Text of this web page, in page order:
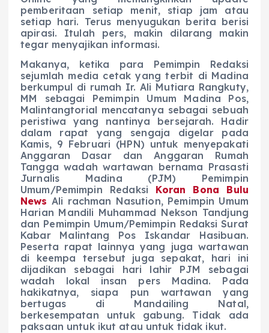
pemberitaan setiap menit, stiap jam atau
setiap hari. Terus menyugukan berita berisi
apirasi. Itulah pers, makin dilarang makin
tegar menyajikan informasi.
Makanya, ketika para Pemimpin Redaksi
sejumlah media cetak yang terbit di Madina
berkumpul di rumah Ir. Ali Mutiara Rangkuty,
MM sebagai Pemimpin Umum Madina Pos,
Malintangtorial mencatanya sebagai sebuah
peristiwa yang nantinya bersejarah. Hadir
dalam rapat yang sengaja digelar pada
Kamis, 9 Februari (HPN) untuk menyepakati
Anggaran Dasar dan Anggaran Rumah
Tangga wadah wartawan bernama Prasasti
Jurnalis Madina (PJM) Pemimpin
Umum/Pemimpin Redaksi Koran Bona Bulu
News Ali rachman Nasution, Pemimpin Umum
Harian Mandili Muhammad Nekson Tandjung
dan Pemimpin Umum/Pemimpin Redaksi Surat
Kabar Malintang Pos Iskandar Hasibuan.
Peserta rapat lainnya yang juga wartawan
di keempa tersebut juga sepakat, hari ini
dijadikan sebagai hari lahir PJM sebagai
wadah lokal insan pers Madina. Pada
hakikatnya, siapa pun wartawan yang
bertugas di Mandailing Natal,
berkesempatan untuk gabung. Tidak ada
paksaan untuk ikut atau untuk tidak ikut.